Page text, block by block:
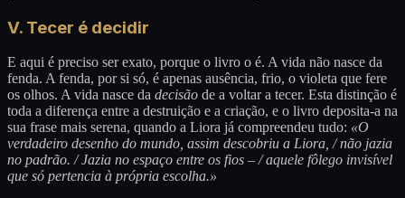
V. Tecer é decidir
E aqui é preciso ser exato, porque o livro o é. A vida não nasce da
fenda. A fenda, por si só, é apenas ausência, frio, o violeta que fere
os olhos. A vida nasce da decisão de a voltar a tecer. Esta distinção é
toda a diferença entre a destruição e a criação, e o livro deposita-a na
sua frase mais serena, quando a Liora já compreendeu tudo: «O
verdadeiro desenho do mundo, assim descobriu a Liora, / não jazia
no padrão. / Jazia no espaço entre os fios – / aquele fôlego invisível
que só pertencia à própria escolha.»